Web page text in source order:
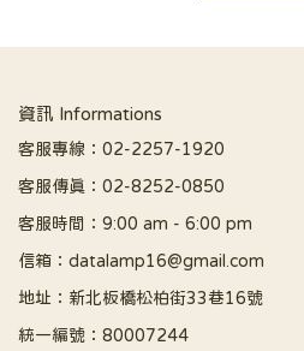
資訊 Informations
客服專線：02-2257-1920
客服傳真：02-8252-0850
客服時間：9:00 am - 6:00 pm
信箱：datalamp16@gmail.com
地址：新北板橋松柏街33巷16號
統一編號：80007244